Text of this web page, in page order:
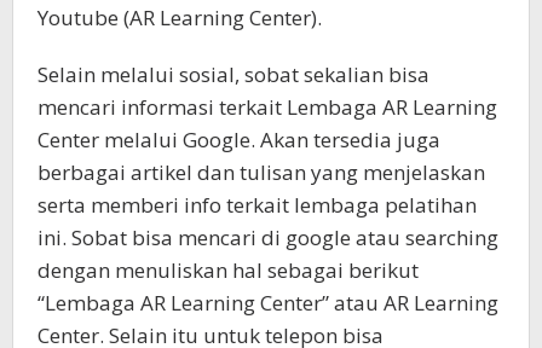
Youtube (AR Learning Center).
Selain melalui sosial, sobat sekalian bisa
mencari informasi terkait Lembaga AR Learning
Center melalui Google. Akan tersedia juga
berbagai artikel dan tulisan yang menjelaskan
serta memberi info terkait lembaga pelatihan
ini. Sobat bisa mencari di google atau searching
dengan menuliskan hal sebagai berikut
“Lembaga AR Learning Center” atau AR Learning
Center. Selain itu untuk telepon bisa